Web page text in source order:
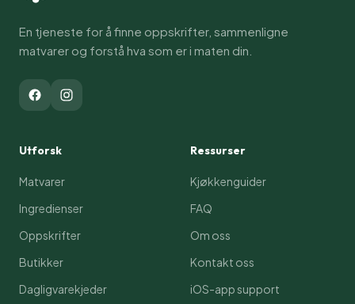
En tjeneste for å finne oppskrifter, sammenligne
matvarer og forstå hva som er i maten din.
Utforsk
Matvarer
Ingredienser
Oppskrifter
Butikker
Dagligvarekjeder
Ressurser
Kjøkkenguider
FAQ
Om oss
Kontakt oss
iOS-app support